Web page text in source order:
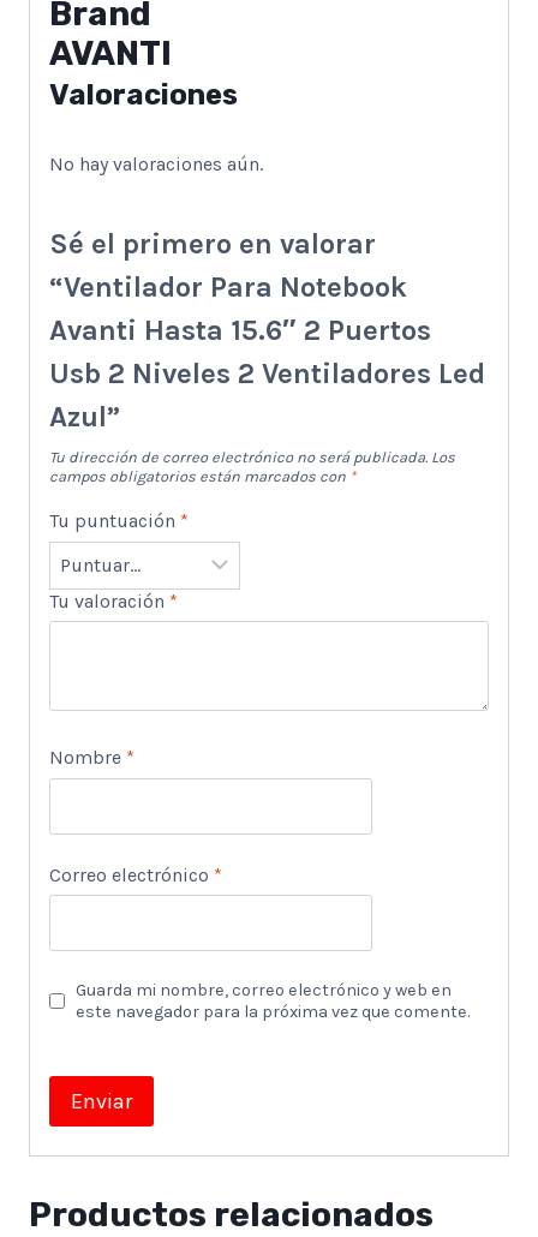
Brand
AVANTI
Valoraciones
No hay valoraciones aún.
Sé el primero en valorar
“Ventilador Para Notebook
Avanti Hasta 15.6″ 2 Puertos
Usb 2 Niveles 2 Ventiladores Led
Azul”
Tu dirección de correo electrónico no será publicada. Los
campos obligatorios están marcados con *
Tu puntuación *
Tu valoración *
Nombre *
Correo electrónico *
Guarda mi nombre, correo electrónico y web en
este navegador para la próxima vez que comente.
Productos relacionados